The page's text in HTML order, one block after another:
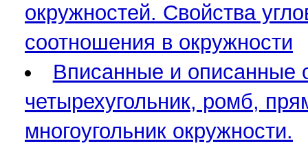
окружностей. Свойства
соотношения в окружности
Вписанные и описанные
четырехугольник, ромб,
многоугольник окружности.